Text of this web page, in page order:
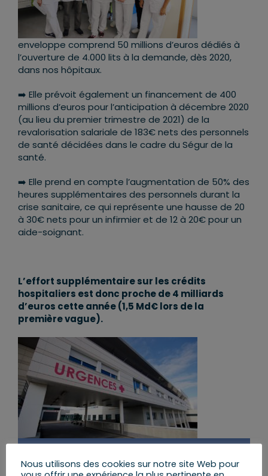
enveloppe comprend 50 millions d’euros dédiés à
l’ouverture de 4.000 lits à la demande, dès 2020,
dans nos hôpitaux.
➡️ Elle prévoit également un financement de 400
millions d’euros pour l’anticipation à décembre 2020
(au lieu du premier trimestre de 2021) de la
revalorisation salariale de 183€ nets des personnels
de santé décidées dans le cadre du Ségur de la
santé.
➡️ Elle prend en compte l’augmentation de 50% des
heures supplémentaires des personnels durant la
crise sanitaire, ce qui représente une hausse de 20
à 30€ nets pour un infirmier et de 12 à 20€ pour un
aide-soignant.
L’effort supplémentaire sur les crédits
hospitaliers est donc proche de 4 milliards
d’euros cette année (1,5 Md€ lors de la
première vague).
Nous utilisons des cookies sur notre site Web pour